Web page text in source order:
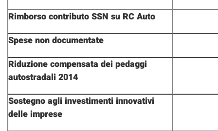
Rimborso contributo SSN su RC Auto
Spese non documentate
Riduzione compensata dei pedaggi
autostradali 2014
Sostegno agli investimenti innovativi
delle imprese